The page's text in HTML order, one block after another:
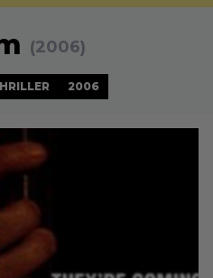
(2006)
2006